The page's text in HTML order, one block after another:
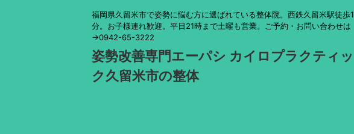
福岡県久留米市で姿勢に悩む方に選ばれている整体院。西鉄久留米駅徒歩1
分。お子様連れ歓迎。平日21時まで土曜も営業。ご予約・お問い合わせは
→0942-65-3222
姿勢改善専門エーパシ カイロプラクティッ
ク久留米市の整体